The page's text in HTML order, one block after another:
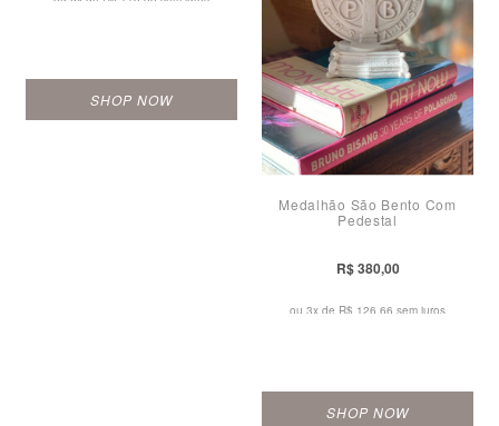
SHOP NOW
Medalhão São Bento Com
Pedestal
R$ 380,00
ou 3x de R$ 126,66 sem juros
SHOP NOW